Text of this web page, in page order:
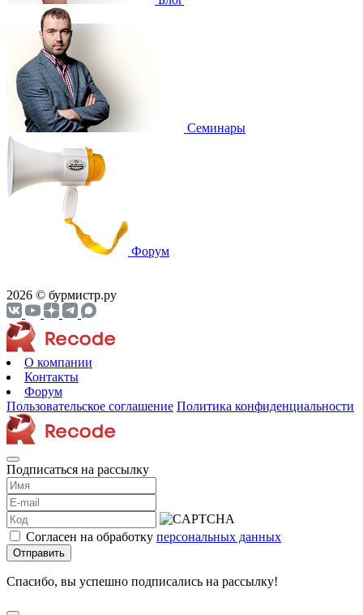
Cеминары
Форум
2026 © бурмистр.ру
О компании
Контакты
Форум
Пользовательское соглашение Политика конфиденциальности
Подписаться на рассылку
Согласен на обработку персональных данных
Отправить
Спасибо, вы успешно подписались на рассылку!